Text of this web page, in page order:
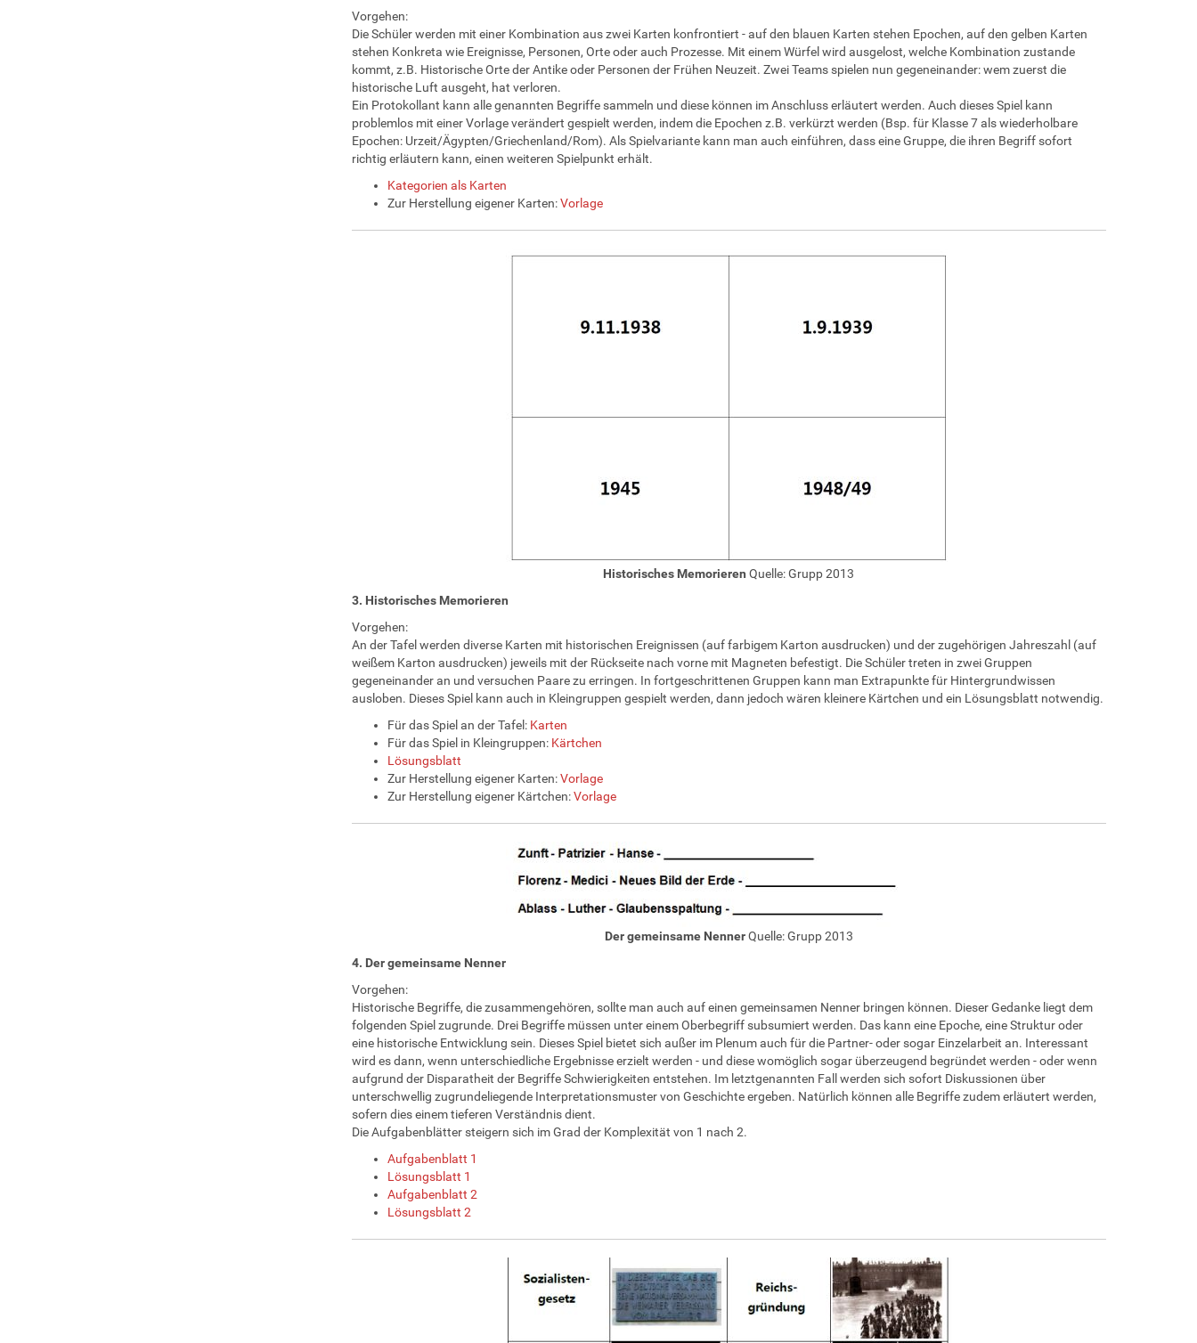
Vorgehen:
Die Schüler werden mit einer Kombination aus zwei Karten konfrontiert - auf den blauen Karten stehen Epochen, auf den gelben Karten
stehen Konkreta wie Ereignisse, Personen, Orte oder auch Prozesse. Mit einem Würfel wird ausgelost, welche Kombination zustande
kommt, z.B. Historische Orte der Antike oder Personen der Frühen Neuzeit. Zwei Teams spielen nun gegeneinander: wem zuerst die
historische Luft ausgeht, hat verloren.
Ein Protokollant kann alle genannten Begriffe sammeln und diese können im Anschluss erläutert werden. Auch dieses Spiel kann
problemlos mit einer Vorlage verändert gespielt werden, indem die Epochen z.B. verkürzt werden (Bsp. für Klasse 7 als wiederholbare
Epochen: Urzeit/Ägypten/Griechenland/Rom). Als Spielvariante kann man auch einführen, dass eine Gruppe, die ihren Begriff sofort
richtig erläutern kann, einen weiteren Spielpunkt erhält.
Kategorien als Karten
Zur Herstellung eigener Karten:Vorlage
Historisches Memorieren Quelle: Grupp 2013
3. Historisches Memorieren
Vorgehen:
An der Tafel werden diverse Karten mit historischen Ereignissen (auf farbigem Karton ausdrucken) und der zugehörigen Jahreszahl (auf
weißem Karton ausdrucken) jeweils mit der Rückseite nach vorne mit Magneten befestigt. Die Schüler treten in zwei Gruppen
gegeneinander an und versuchen Paare zu erringen. In fortgeschrittenen Gruppen kann man Extrapunkte für Hintergrundwissen
ausloben. Dieses Spiel kann auch in Kleingruppen gespielt werden, dann jedoch wären kleinere Kärtchen und ein Lösungsblatt notwendig.
Für das Spiel an der Tafel: Karten
Für das Spiel in Kleingruppen: Kärtchen
Lösungsblatt
Zur Herstellung eigener Karten:Vorlage
Zur Herstellung eigener Kärtchen:Vorlage
Der gemeinsame NennerQuelle: Grupp 2013
4. Der gemeinsame Nenner
Vorgehen:
Historische Begriffe, die zusammengehören, sollte man auch auf einen gemeinsamen Nenner bringen können. Dieser Gedanke liegt dem
folgenden Spiel zugrunde. Drei Begriffe müssen unter einem Oberbegriff subsumiert werden. Das kann eine Epoche, eine Struktur oder
eine historische Entwicklung sein. Dieses Spiel bietet sich außer im Plenum auch für die Partner- oder sogar Einzelarbeit an. Interessant
wird es dann, wenn unterschiedliche Ergebnisse erzielt werden - und diese womöglich sogar überzeugend begründet werden - oder wenn
aufgrund der Disparatheit der Begriffe Schwierigkeiten entstehen. Im letztgenannten Fall werden sich sofort Diskussionen über
unterschwellig zugrundeliegende Interpretationsmuster von Geschichte ergeben. Natürlich können alle Begriffe zudem erläutert werden,
sofern dies einem tieferen Verständnis dient.
Die Aufgabenblätter steigern sich im Grad der Komplexität von 1 nach 2.
Aufgabenblatt 1
Lösungsblatt 1
Aufgabenblatt 2
Lösungsblatt 2